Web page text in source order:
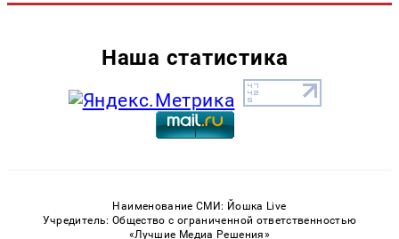
Наша статистика
Наименование СМИ: Йошка Live
Учредитель: Общество с ограниченной ответственностью
«Лучшие Медиа Решения»